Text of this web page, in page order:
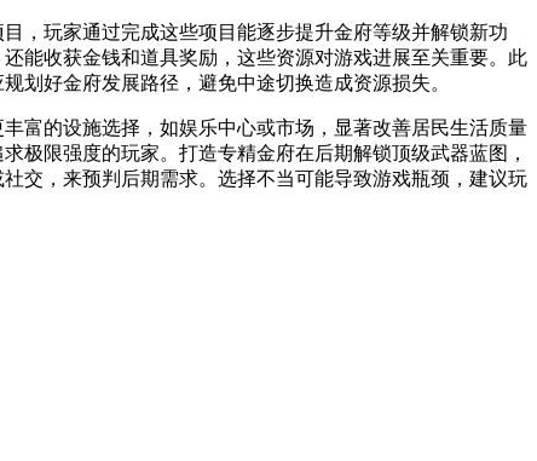
，玩家通过完成这些项目能逐步提升金府等级并解锁新功
能收获金钱和道具奖励，这些资源对游戏进展至关重要。此
划好金府发展路径，避免中途切换造成资源损失。
富的设施选择，如娱乐中心或市场，显著改善居民生活质量
极限强度的玩家。打造专精金府在后期解锁顶级武器蓝图，
交，来预判后期需求。选择不当可能导致游戏瓶颈，建议玩